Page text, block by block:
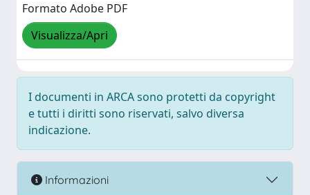
Formato Adobe PDF
Visualizza/Apri
I documenti in ARCA sono protetti da copyright
e tutti i diritti sono riservati, salvo diversa
indicazione.
Informazioni